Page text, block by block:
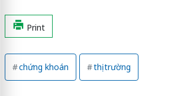
Print
chứng khoán thị trường